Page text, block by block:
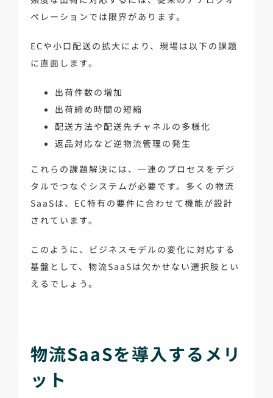
ペレーションでは限界があります。
ECや小口配送の拡大により、現場は以下の課題
に直面します。
出荷件数の増加
出荷締め時間の短縮
配送方法や配送先チャネルの多様化
返品対応など逆物流管理の発生
これらの課題解決には、一連のプロセスをデジ
タルでつなぐシステムが必要です。多くの物流
SaaSは、EC特有の要件に合わせて機能が設計
されています。
このように、ビジネスモデルの変化に対応する
基盤として、物流SaaSは欠かせない選択肢とい
えるでしょう。
物流SaaSを導入するメリ
ット